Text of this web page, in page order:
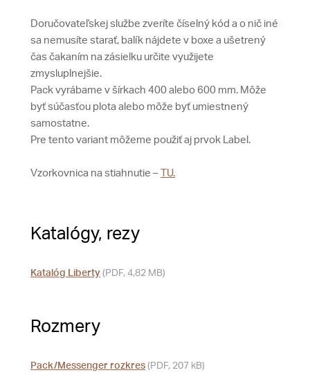
Doručovateľskej službe zveríte číselný kód a o nič iné
sa nemusíte starať, balík nájdete v boxe a ušetrený
čas čakaním na zásielku určite využijete
zmysluplnejšie.
Pack vyrábame v šírkach 400 alebo 600 mm. Môže
byť súčasťou plota alebo môže byť umiestnený
samostatne.
Pre tento variant môžeme použiť aj prvok Label.
Vzorkovnica na stiahnutie – TU.
Katalógy, rezy
Katalóg Liberty (PDF, 4,82 MB)
Rozmery
Pack/Messenger rozkres (PDF, 207 kB)